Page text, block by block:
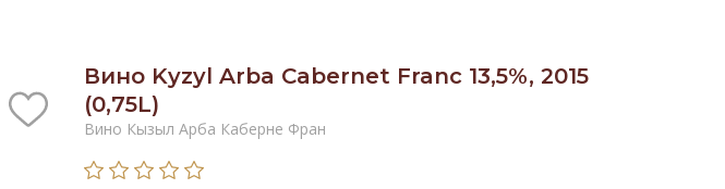
Вино Kyzyl Arba Cabernet Franc 13,5%, 2015
(0,75L)
Вино Кызыл Арба Каберне Фран